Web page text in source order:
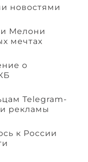
новостями
Мелони
мечтах
о
Telegram-
рекламы
к России